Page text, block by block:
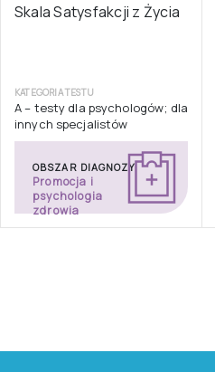
Skala Satysfakcji z Życia
KATEGORIA TESTU
A – testy dla psychologów; dla
innych specjalistów
OBSZAR DIAGNOZY
Promocja i
psychologia
zdrowia